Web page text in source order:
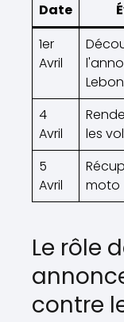
Date
1er
Avril
4
Avril
les
5
Avril
moto
Le rôle
contre